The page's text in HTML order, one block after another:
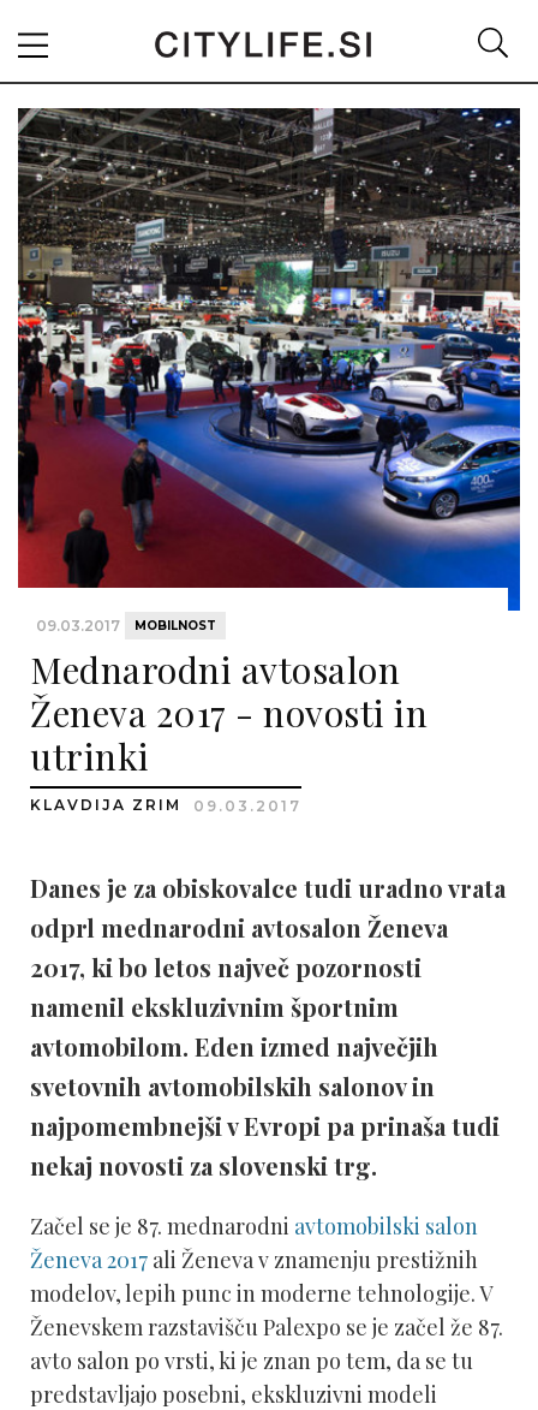
09.03.2017 MOBILNOST
Mednarodni avtosalon
Ženeva 2017 - novosti in
utrinki
KLAVDIJA ZRIM 09.03.2017
Danes je za obiskovalce tudi uradno vrata
odprl mednarodni avtosalon Ženeva
2017, ki bo letos največ pozornosti
namenil ekskluzivnim športnim
avtomobilom. Eden izmed največjih
svetovnih avtomobilskih salonov in
najpomembnejši v Evropi pa prinaša tudi
nekaj novosti za slovenski trg.
Začel se je 87. mednarodni avtomobilski salon
Ženeva 2017 ali Ženeva v znamenju prestižnih
modelov, lepih punc in moderne tehnologije. V
Ženevskem razstavišču Palexpo se je začel že 87.
avto salon po vrsti, ki je znan po tem, da se tu
predstavljajo posebni, ekskluzivni modeli